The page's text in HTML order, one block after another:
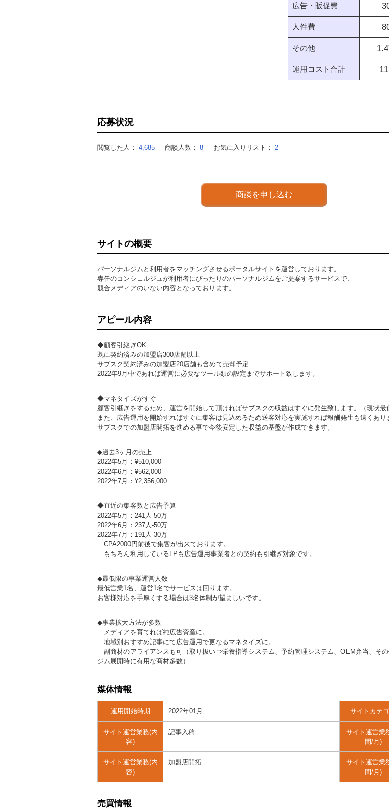
広告・販促費
人件費
その他 1.4
運用コスト合計
応募状況
閲覧した人： 4,685 商談人数： 8 お気に入りリスト： 2
商談を申し込む
サイトの概要
パーソナルジムと利用者をマッチングさせるポータルサイトを運営しております。
専任のコンシェルジュが利用者にぴったりのパーソナルジムをご提案するサービスで、
競合メディアのいない内容となっております。
アピール内容
◆顧客引継ぎOK
既に契約済みの加盟店300店舗以上
サブスク契約済みの加盟店20店舗も含めて売却予定
2022年9月中であれば運営に必要なツール類の設定までサポート致します。
◆マネタイズがすぐ
顧客引継ぎをするため、運営を開始して頂ければサブスクの収益はすぐに発生致します。（現状最
また、広告運用を開始すればすぐに集客は見込めるため送客対応を実施すれば報酬発生も遠くあり
サブスクでの加盟店開拓を進める事で今後安定した収益の基盤が作成できます。
◆過去3ヶ月の売上
2022年5月：¥510,000
2022年6月：¥562,000
2022年7月：¥2,356,000
◆直近の集客数と広告予算
2022年5月：241人-50万
2022年6月：237人-50万
2022年7月：191人-30万
CPA2000円前後で集客が出来ております。
もちろん利用しているLPも広告運用事業者との契約も引継ぎ対象です。
◆最低限の事業運営人数
最低営業1名、運営1名でサービスは回ります。
お客様対応を手厚くする場合は3名体制が望ましいです。
◆事業拡大方法が多数
メディアを育てれば純広告資産に。
地域別おすすめ記事にて広告運用で更なるマネタイズに。
副商材のアライアンスも可（取り扱い⇒栄養指導システム、予約管理システム、OEM弁当、そ
ジム展開時に有用な商材多数）
媒体情報
運用開始時期 2022年01月 サイトカテ
サイト運営業務(内
容)
記事入稿
サイト運営業
間/月)
サイト運営業務(内
容)
加盟店開拓
サイト運営業
間/月)
売買情報